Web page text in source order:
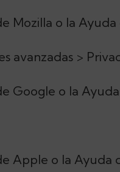
Mozilla o la Ayuda
avanzadas >
Google o la
Apple o la Ayuda